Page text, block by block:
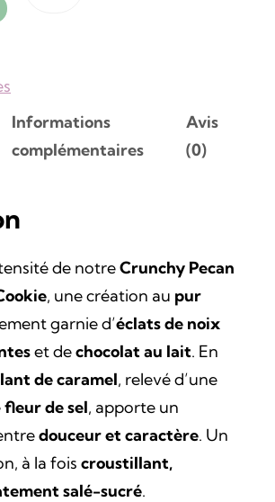
Informations
complémentaires
Avis
(0)
de notreCrunchy Pecan
, une création au pur
garnie d’éclats de noix
et dechocolat au lait. En
de caramel, relevé d’une
fleur de sel, apporte un
douceur et caractère. Un
à la fois croustillant,
salé-sucré.